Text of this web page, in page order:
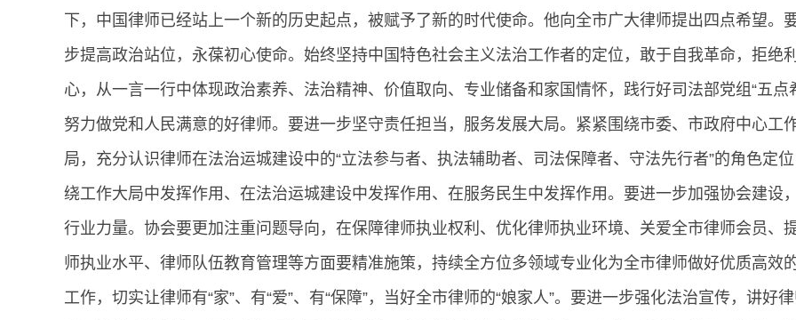
下，中国律师已经站上一个新的历史起点，被赋予了新的时代使命。他向全市广大律师提出四点希望。
步提高政治站位，永葆初心使命。始终坚持中国特色社会主义法治工作者的定位，敢于自我革命，拒绝
心，从一言一行中体现政治素养、法治精神、价值取向、专业储备和家国情怀，践行好司法部党组“五点
努力做党和人民满意的好律师。要进一步坚守责任担当，服务发展大局。紧紧围绕市委、市政府中心工
局，充分认识律师在法治运城建设中的“立法参与者、执法辅助者、司法保障者、守法先行者”的角色定
绕工作大局中发挥作用、在法治运城建设中发挥作用、在服务民生中发挥作用。要进一步加强协会建设
行业力量。协会要更加注重问题导向，在保障律师执业权利、优化律师执业环境、关爱全市律师会员、
师执业水平、律师队伍教育管理等方面要精准施策，持续全方位多领域专业化为全市律师做好优质高效
工作，切实让律师有“家”、有“爱”、有“保障”，当好全市律师的“娘家人”。要进一步强化法治宣传，讲好